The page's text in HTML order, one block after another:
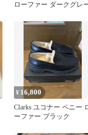
ローファー ダークグレ
¥ 16,800
Clarks ユコナー ペニー
ーファー ブラック